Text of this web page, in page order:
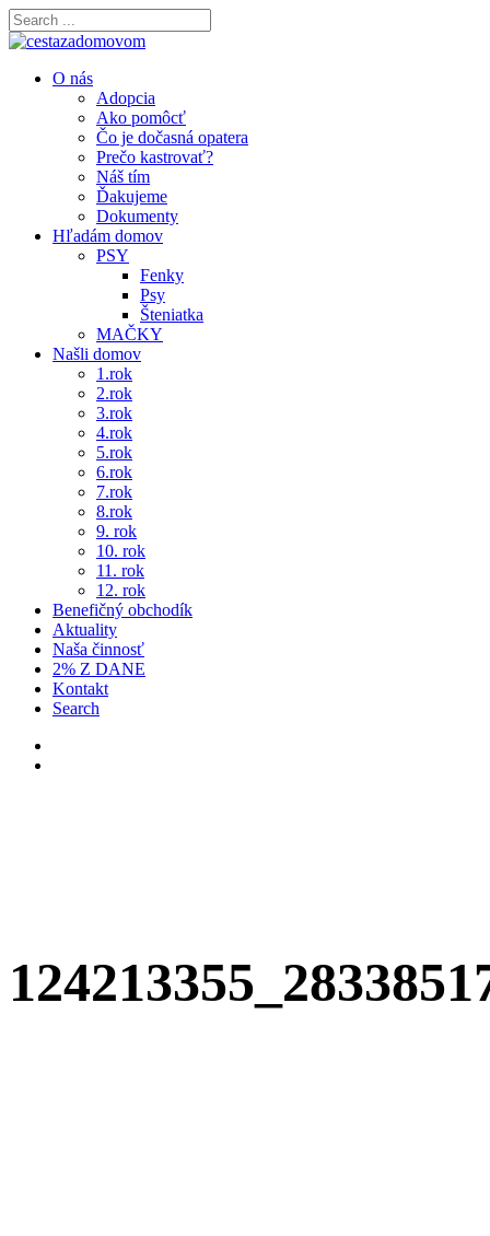
O nás
Adopcia
Ako pomôcť
Čo je dočasná opatera
Prečo kastrovať?
Náš tím
Ďakujeme
Dokumenty
Hľadám domov
PSY
Fenky
Psy
Šteniatka
MAČKY
Našli domov
1.rok
2.rok
3.rok
4.rok
5.rok
6.rok
7.rok
8.rok
9. rok
10. rok
11. rok
12. rok
Benefičný obchodík
Aktuality
Naša činnosť
2% Z DANE
Kontakt
Search